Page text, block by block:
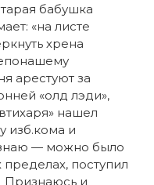
бабушка
«на листе
хрена
арестуют за
«олд лэди»,
нашел
изб.кома и
— можно было
пределах, поступил
Признаюсь и